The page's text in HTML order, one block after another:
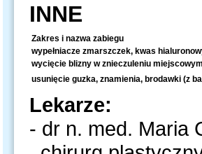
INNE
Zakres i nazwa zabiegu
wypełniacze zmarszczek, kwas
wycięcie blizny w znieczuleniu miejscowym
usunięcie guzka, znamienia, brodawki (z
Lekarze:
- dr n. med. Maria